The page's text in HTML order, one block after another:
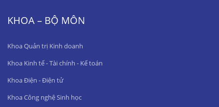
KHOA – BỘ MÔN
Khoa Quản trị Kinh doanh
Khoa Kinh tế - Tài chính - Kế toán
Khoa Điện - Điện tử
Khoa Công nghệ Sinh học